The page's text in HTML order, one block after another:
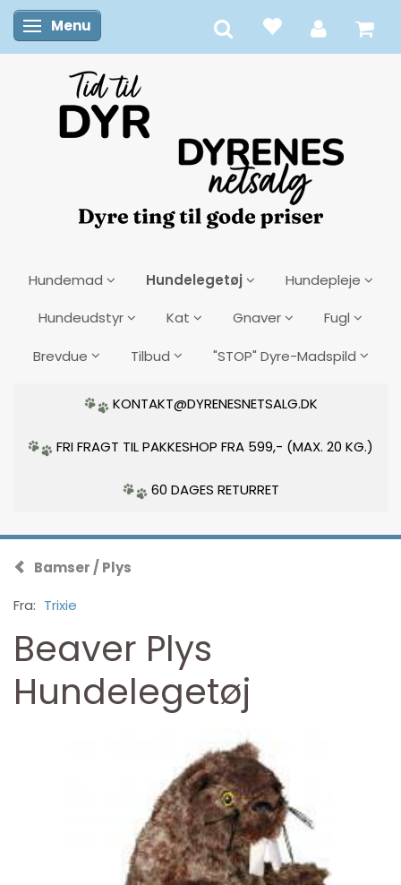
Skifte navigation
Menu
Hundemad Hundelegetøj Hundepleje
Hundeudstyr Kat Gnaver Fugl
Brevdue Tilbud "STOP" Dyre-Madspild
KONTAKT@DYRENESNETSALG.DK
FRI FRAGT TIL PAKKESHOP FRA 599,- (MAX. 20 KG.)
60 DAGES RETURRET
Bamser / Plys
Fra: Trixie
Beaver Plys
Hundelegetøj